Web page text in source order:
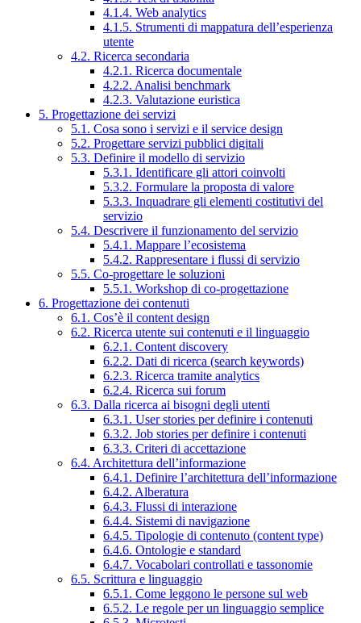
4.1.4. Web analytics
4.1.5. Strumenti di mappatura dell’esperienza
utente
4.2. Ricerca secondaria
4.2.1. Ricerca documentale
4.2.2. Analisi benchmark
4.2.3. Valutazione euristica
5. Progettazione dei servizi
5.1. Cosa sono i servizi e il service design
5.2. Progettare servizi pubblici digitali
5.3. Definire il modello di servizio
5.3.1. Identificare gli attori coinvolti
5.3.2. Formulare la proposta di valore
5.3.3. Inquadrare gli elementi costitutivi del
servizio
5.4. Descrivere il funzionamento del servizio
5.4.1. Mappare l’ecosistema
5.4.2. Rappresentare i flussi di servizio
5.5. Co-progettare le soluzioni
5.5.1. Workshop di co-progettazione
6. Progettazione dei contenuti
6.1. Cos’è il content design
6.2. Ricerca utente sui contenuti e il linguaggio
6.2.1. Content discovery
6.2.2. Dati di ricerca (search keywords)
6.2.3. Ricerca tramite analytics
6.2.4. Ricerca sui forum
6.3. Dalla ricerca ai bisogni degli utenti
6.3.1. User stories per definire i contenuti
6.3.2. Job stories per definire i contenuti
6.3.3. Criteri di accettazione
6.4. Architettura dell’informazione
6.4.1. Definire l’architettura dell’informazione
6.4.2. Alberatura
6.4.3. Flussi di interazione
6.4.4. Sistemi di navigazione
6.4.5. Tipologie di contenuto (content type)
6.4.6. Ontologie e standard
6.4.7. Vocabolari controllati e tassonomie
6.5. Scrittura e linguaggio
6.5.1. Come leggono le persone sul web
6.5.2. Le regole per un linguaggio semplice